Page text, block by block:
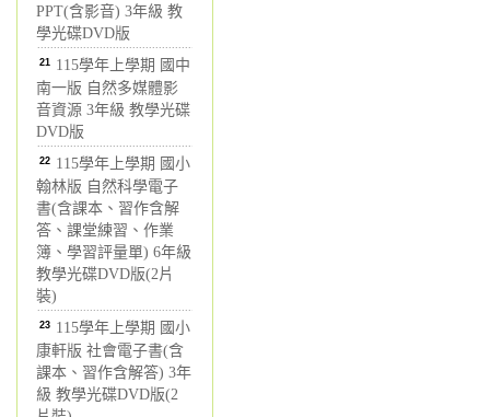
PPT(含影音) 3年級 教
學光碟DVD版
21 115學年上學期 國中
南一版 自然多媒體影
音資源 3年級 教學光碟
DVD版
22 115學年上學期 國小
翰林版 自然科學電子
書(含課本、習作含解
答、課堂練習、作業
簿、學習評量單) 6年級
教學光碟DVD版(2片
裝)
23 115學年上學期 國小
康軒版 社會電子書(含
課本、習作含解答) 3年
級 教學光碟DVD版(2